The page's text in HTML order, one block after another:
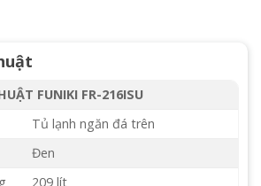
FUNIKI FR-216ISU
Tủ lạnh ngăn đá trên
Đen
209 lít